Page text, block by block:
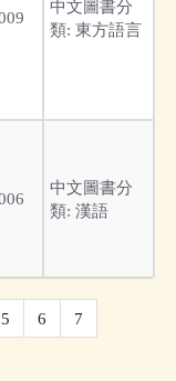
中文圖書分
類: 東方語言
中文圖書分
類: 漢語
5 6 7